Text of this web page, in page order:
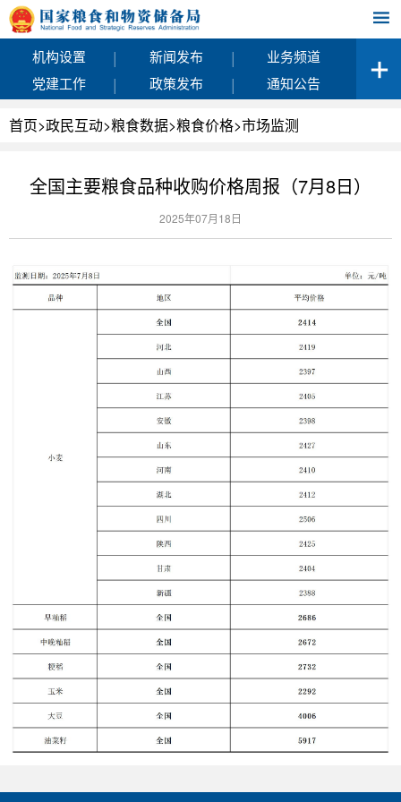
机构设置 | 新闻发布 |
业务频道
党建工作
| 政策发布 | 通知公告
首页>政民互动>粮食数据>粮食价格>市场监测
全国主要粮食品种收购价格周报（7月8日）
2025年07月18日